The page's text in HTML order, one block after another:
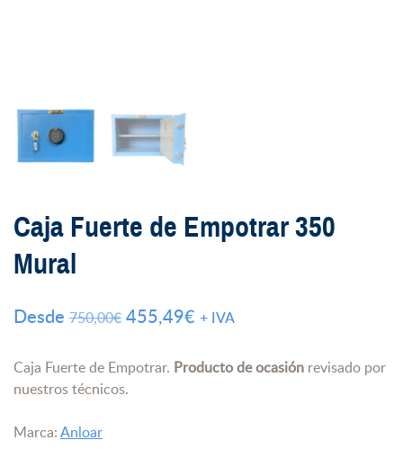
Caja Fuerte de Empotrar 350
Mural
Desde 750,00€ El
original
era:
455,49€ El
actual
+ IVA
Caja Fuerte de Empotrar. Producto de ocasión revisado por
nuestros técnicos.
Marca:Anloar